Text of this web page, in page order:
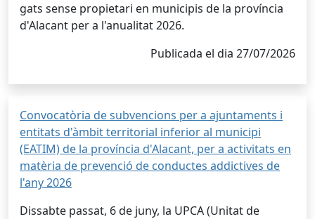
gats sense propietari en municipis de la província
d'Alacant per a l'anualitat 2026.
Publicada el dia 27/07/2026
Convocatòria de subvencions per a ajuntaments i
entitats d'àmbit territorial inferior al municipi
(EATIM) de la província d'Alacant, per a activitats en
matèria de prevenció de conductes addictives de
l'any 2026
Dissabte passat, 6 de juny, la UPCA (Unitat de